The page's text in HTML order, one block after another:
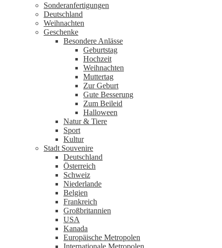
Sonderanfertigungen
Deutschland
Weihnachten
Geschenke
Besondere Anlässe
Geburtstag
Hochzeit
Weihnachten
Muttertag
Zur Geburt
Gute Besserung
Zum Beileid
Halloween
Natur & Tiere
Sport
Kultur
Stadt Souvenire
Deutschland
Österreich
Schweiz
Niederlande
Belgien
Frankreich
Großbritannien
USA
Kanada
Europäische Metropolen
Internationale Metropolen